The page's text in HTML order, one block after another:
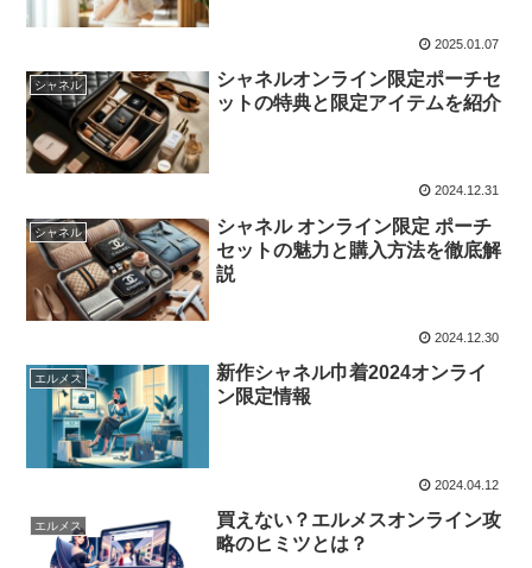
2025.01.07
シャネル
シャネルオンライン限定ポーチセ
ットの特典と限定アイテムを紹介
2024.12.31
シャネル
シャネル オンライン限定 ポーチ
セットの魅力と購入方法を徹底解
説
2024.12.30
エルメス
新作シャネル巾着2024オンライ
ン限定情報
2024.04.12
エルメス
買えない？エルメスオンライン攻
略のヒミツとは？